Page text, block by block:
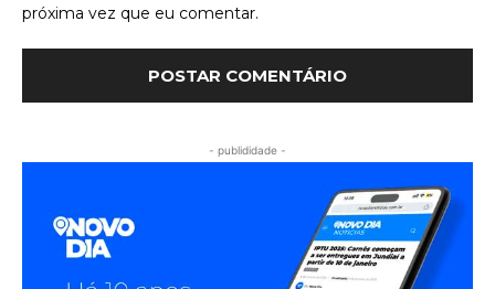
próxima vez que eu comentar.
- publididade -